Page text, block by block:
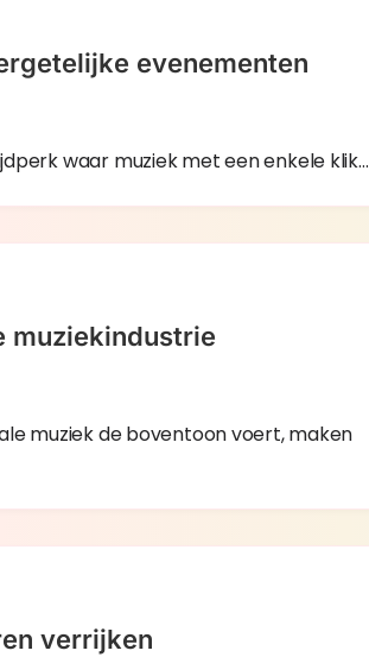
evenementen
waar muziek met een enkele klik…
muziekindustrie
muziek de boventoon voert, maken
verrijken